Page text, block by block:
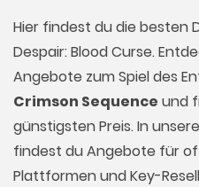
Hier findest du die besten
Despair: Blood Curse.
Angebote zum Spiel des
Crimson Sequence und
günstigsten Preis. In
findest du Angebote für
Plattformen und Key-